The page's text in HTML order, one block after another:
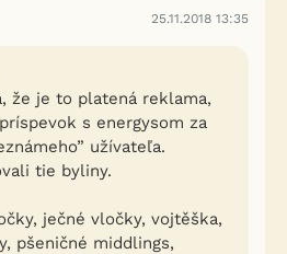
25.11.2018 13:35
že je to platená reklama,
s energysom za
užívateľa.
tie byliny.
ječné vločky, vojtěška,
pšeničné middlings,